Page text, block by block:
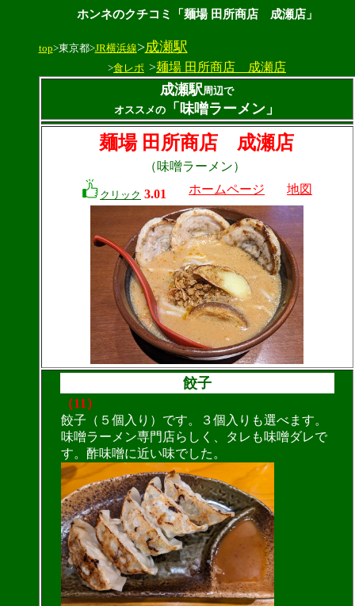
ホンネのクチコミ「麺場 田所商店 成瀬店」
top>東京都>JR横浜線>成瀬駅
>食レポ >麺場 田所商店 成瀬店
成瀬駅周辺で
オススメの
「味噌ラーメン」
麺場 田所商店 成瀬店
（味噌ラーメン）
クリック 3.01 ホームページ 地図
餃子
（11）
餃子（５個入り）です。３個入りも選べます。
味噌ラーメン専門店らしく、タレも味噌ダレで
す。酢味噌に近い味でした。